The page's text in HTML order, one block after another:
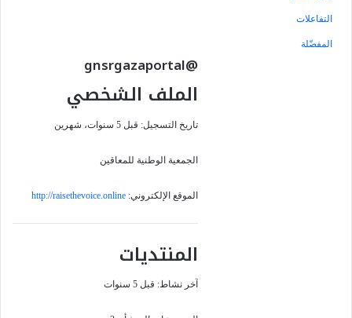
التفاعلات
المفضّلة
@gnsrgazaportal
الملف الشخصي
تاريخ التسجيل: قبل 5 سنوات، شهرين
الجمعية الوطنية للمعاقين
الموقع الإلكتروني: http://raisethevoice.online
المنتديات
آخر نشاط: قبل 5 سنوات